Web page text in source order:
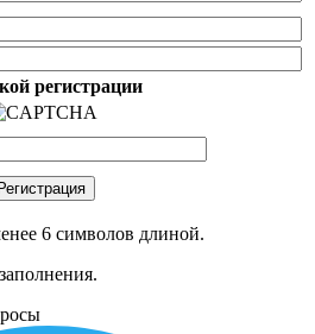
регистрации
6 символов длиной.